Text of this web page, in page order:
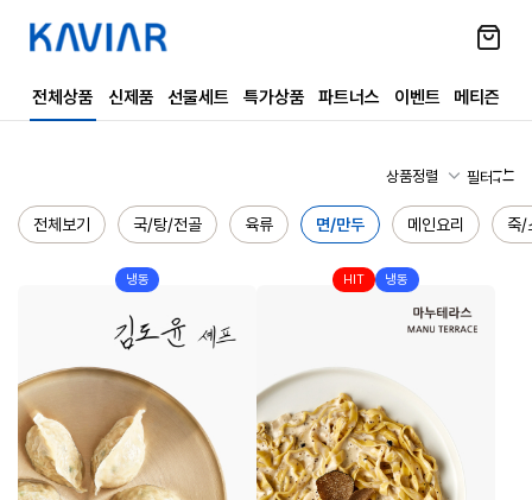
전체상품 신제품 선물세트 특가상품 파트너스 이벤트 메티즌
상품정렬 필터
전체보기 국/탕/전골 육류 면/만두 메인요리 죽/
냉동 HIT 냉동